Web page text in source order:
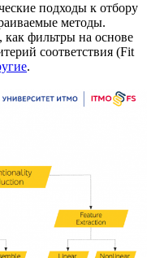
подходы к отбору
методы.
как фильтры на основе
соответствия (Fit
.